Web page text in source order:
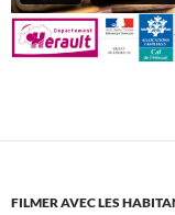
FILMER AVEC LES